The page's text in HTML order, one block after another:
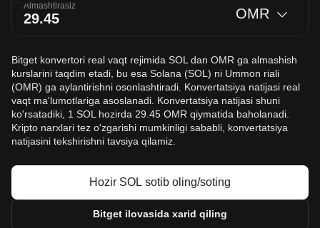
Almashtirasiz OMR
Bitget konvertori real vaqt rejimida SOL dan OMR ga almashish
kurslarini taqdim etadi, bu esa Solana (SOL) ni Ummon riali
(OMR) ga aylantirishni osonlashtiradi. Konvertatsiya natijasi real
vaqt ma'lumotlariga asoslanadi. Konvertatsiya natijasi shuni
ko'rsatadiki, 1 SOL hozirda 29.45 OMR qiymatida baholanadi.
Kripto narxlari tez o'zgarishi mumkinligi sababli, konvertatsiya
natijasini tekshirishni tavsiya qilamiz.
Hozir SOL sotib oling/soting
Bitget ilovasida xarid qiling